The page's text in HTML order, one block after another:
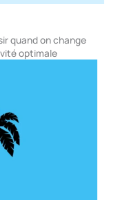
quand on change
optimale